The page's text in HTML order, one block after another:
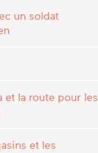
un soldat
et la route pour les
et les